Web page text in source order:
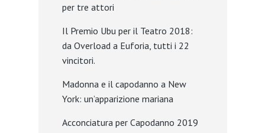
per tre attori
Il Premio Ubu per il Teatro 2018:
da Overload a Euforia, tutti i 22
vincitori.
Madonna e il capodanno a New
York: un’apparizione mariana
Acconciatura per Capodanno 2019